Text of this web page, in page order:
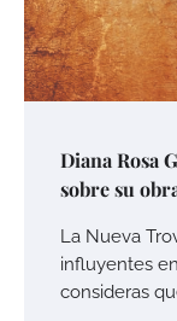
Diana Rosa
sobre su
La Nueva
influyentes
consideras